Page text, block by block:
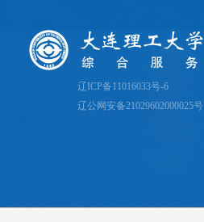
辽ICP备11016033号-6
辽公网安备21029602000025号